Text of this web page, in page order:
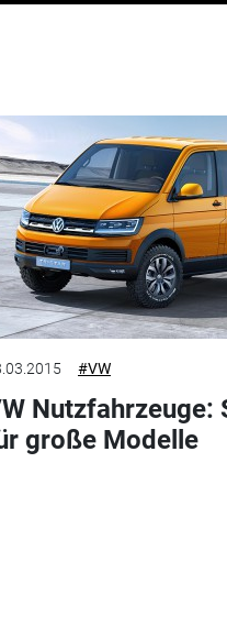
#VW
Nutzfahrzeuge:
große Modelle